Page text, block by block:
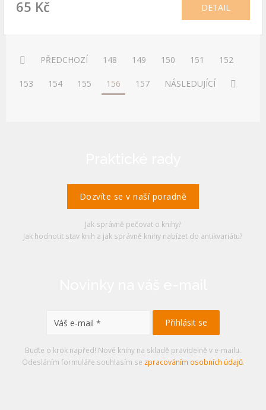
65 Kč DETAIL
PŘEDCHOZÍ 148 149 150 151 152
153 154 155 156 157 NÁSLEDUJÍCÍ
Dozvíte se v naší poradně
Jak správně pečovat o knihy?
Jak hodnotit stav knih a jak správně knihy nabízet do antikvariátu?
Buďte o krok napřed! Nové knihy na skladě pravidelně v e-mailu.
Odesláním formuláře souhlasím se zpracováním osobních údajů.